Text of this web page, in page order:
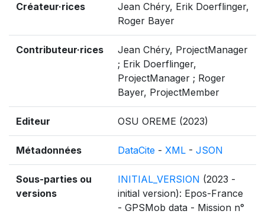
Créateur·rices
Jean Chéry, Erik Doerflinger,
Roger Bayer
Contributeur·rices
Jean Chéry, ProjectManager
; Erik Doerflinger,
ProjectManager ; Roger
Bayer, ProjectMember
Editeur OSU OREME (2023)
Métadonnées DataCite - XML - JSON
Sous-parties ou
versions
INITIAL_VERSION (2023 -
initial version): Epos-France
- GPSMob data - Mission n°